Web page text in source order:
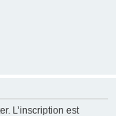
L’inscription est